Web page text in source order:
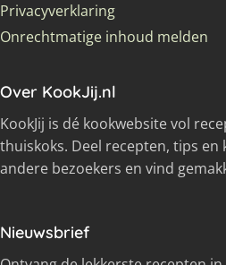
Privacyverklaring
Onrechtmatige inhoud melden
Over KookJij.nl
KookJij is dé kookwebsite vol
thuiskoks. Deel recepten, tips
andere bezoekers en vind
Nieuwsbrief